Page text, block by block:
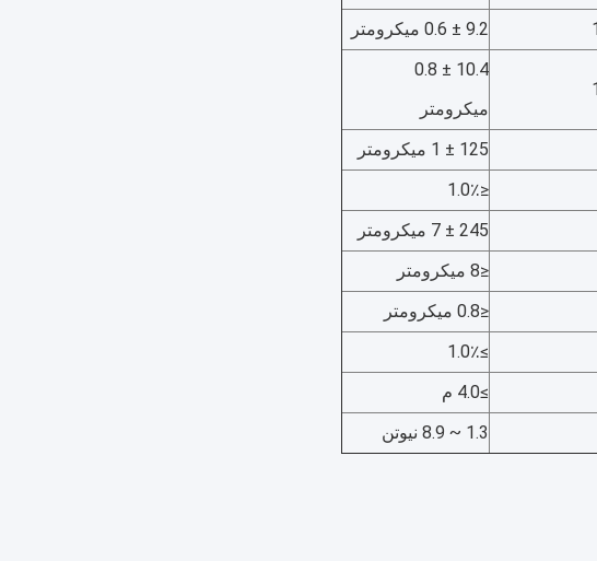
9.2 ± 0.6 ميكرومتر
10.4 ± 0.8
ميكرومتر
125 ± 1 ميكرومتر
≤1.0٪
245 ± 7 ميكرومتر
≤8 ميكرومتر
≤0.8 ميكرومتر
≥1.0٪
≥4.0 م
1.3 ~ 8.9 نيوتن